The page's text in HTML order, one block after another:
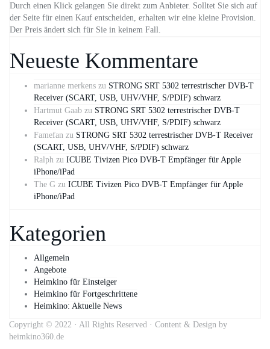
Durch einen Klick gelangen Sie direkt zum Anbieter. Solltet Sie sich auf
der Seite für einen Kauf entscheiden, erhalten wir eine kleine Provision.
Der Preis ändert sich für Sie in keinem Fall.
Neueste Kommentare
marianne merkens zu STRONG SRT 5302 terrestrischer DVB-T
Receiver (SCART, USB, UHV/VHF, S/PDIF) schwarz
Hartmut Gaab zu STRONG SRT 5302 terrestrischer DVB-T
Receiver (SCART, USB, UHV/VHF, S/PDIF) schwarz
Famefan zu STRONG SRT 5302 terrestrischer DVB-T Receiver
(SCART, USB, UHV/VHF, S/PDIF) schwarz
Ralph zu ICUBE Tivizen Pico DVB-T Empfänger für Apple
iPhone/iPad
The G zu ICUBE Tivizen Pico DVB-T Empfänger für Apple
iPhone/iPad
Kategorien
Allgemein
Angebote
Heimkino für Einsteiger
Heimkino für Fortgeschrittene
Heimkino: Aktuelle News
Copyright © 2022 · All Rights Reserved · Content & Design by
heimkino360.de